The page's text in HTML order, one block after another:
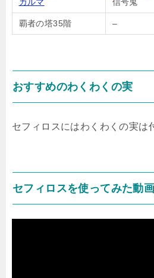
覇者の塔35階 –
おすすめのわくわくの実
セフィロスにはわくわくの実は
セフィロスを使ってみた動画